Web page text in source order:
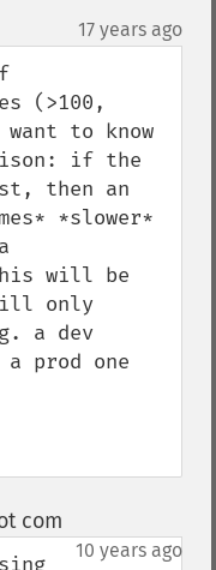
17 years ago
(>100,
to know
if the
then an
*slower*
will be
only
a dev
prod one
com
10 years ago